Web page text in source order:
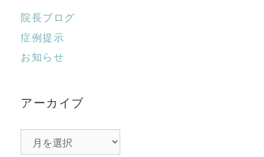
院長ブログ
症例提示
お知らせ
アーカイブ